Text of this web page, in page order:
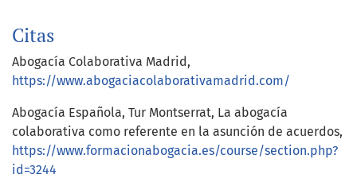
Citas
Abogacía Colaborativa Madrid,
https://www.abogaciacolaborativamadrid.com/
Abogacía Española, Tur Montserrat, La abogacía
colaborativa como referente en la asunción de acuerdos,
https://www.formacionabogacia.es/course/section.php?
id=3244